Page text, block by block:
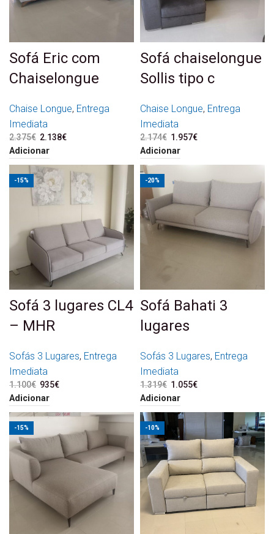
Sofá Eric com
Chaiselongue
Chaise Longue, Entrega
Imediata
2.375€ O preço original era:
2.375€.
2.138€
Adicionar
Sofá chaiselongue
Sollis tipo c
Chaise Longue, Entrega
Imediata
2.174€ O preço original era:
2.174€.
1.957€
Adicionar
-15%
Sofá 3 lugares CL4
– MHR
Sofás 3 Lugares, Entrega
Imediata
1.100€ O preço original era:
1.100€.
935€
Adicionar
-20%
Sofá Bahati 3
lugares
Sofás 3 Lugares, Entrega
Imediata
1.319€ O preço original era:
1.319€.
1.055€
Adicionar
-15% -10%